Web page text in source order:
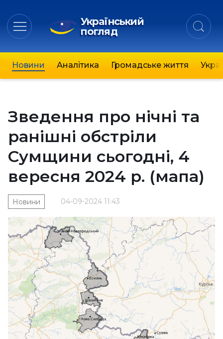
Український
погляд
Новини Аналітика Громадське життя
Зведення про нічні та
ранішні обстріли
Сумщини сьогодні, 4
вересня 2024 р. (мапа)
04-09-2024 11:43
Новини